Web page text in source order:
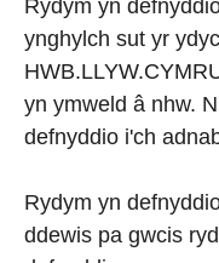
Rydym yn
ynghylch sut yr
yn ymweld â nhw.
defnyddio i'ch
Rydym yn
ddewis pa gwcis